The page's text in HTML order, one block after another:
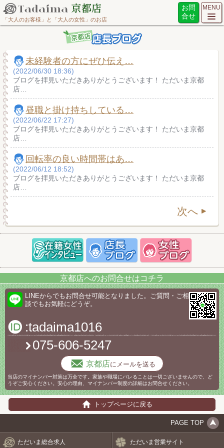
「大人のお客様」と「大人の女性」のお店
お問
合せ
MENU
未経験者の方にぜひ伝え…
(2022/06/30 18:36)
ブログを拝見いただきありがとうございます！ ただいま京都
店…
昼職と掛け持ちしている…
(2022/06/22 17:27)
ブログを拝見いただきありがとうございます！ ただいま京都
店…
回転率の良い時間帯はあ…
(2022/06/12 18:52)
ブログを拝見いただきありがとうございます！ ただいま京都
店…
次へ
京都店へのお問合せはコチラ
LINEからでもお問合せ可能となりました。ご質問・ご相
談でもお気軽にどうぞ。
:tadaima1016
075-606-5247
京都店にメールを送る
当店のマイナンバー対策は万全です。家族や職場にバレることは一切ございませんので、ど
うぞご安心ください。安心の理由、マイナンバー制度の詳細はお問合せください。
トップページに戻る
PAGE TOP
ただいま総合求人 ただいま営業サイト